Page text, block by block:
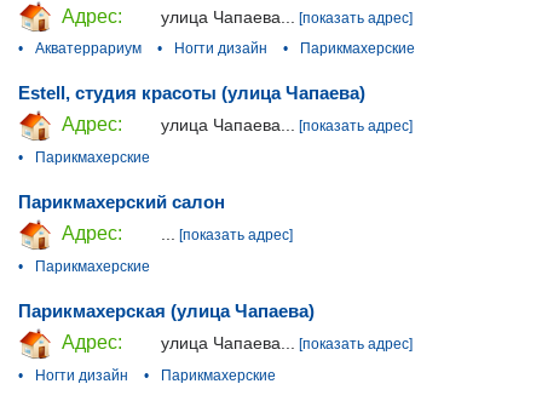
Адрес:
улица Чапаева...
[показать адрес]
•
Акватеррариум • Ногти дизайн • Парикмахерские
Estell, студия красоты (улица Чапаева)
Адрес:
улица Чапаева... [показать адрес]
•
Парикмахерские
Парикмахерский салон
Адрес:
[показать адрес]
•
Парикмахерские
Парикмахерская (улица Чапаева)
Адрес:
улица Чапаева...
[показать адрес]
•
Ногти дизайн • Парикмахерские